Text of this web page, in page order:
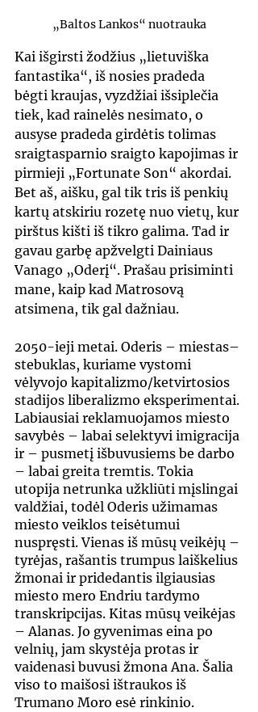
„Baltos Lankos“ nuotrauka
Kai išgirsti žodžius „lietuviška
fantastika“, iš nosies pradeda
bėgti kraujas, vyzdžiai išsiplečia
tiek, kad rainelės nesimato, o
ausyse pradeda girdėtis tolimas
sraigtasparnio sraigto kapojimas ir
pirmieji „Fortunate Son“ akordai.
Bet aš, aišku, gal tik tris iš penkių
kartų atskiriu rozetę nuo vietų, kur
pirštus kišti iš tikro galima. Tad ir
gavau garbę apžvelgti Dainiaus
Vanago „Oderį“. Prašau prisiminti
mane, kaip kad Matrosovą
atsimena, tik gal dažniau.
2050-ieji metai. Oderis – miestas–
stebuklas, kuriame vystomi
vėlyvojo kapitalizmo/ketvirtosios
stadijos liberalizmo eksperimentai.
Labiausiai reklamuojamos miesto
savybės – labai selektyvi imigracija
ir – pusmetį išbuvusiems be darbo
– labai greita tremtis. Tokia
utopija netrunka užkliūti mįslingai
valdžiai, todėl Oderis užimamas
miesto veiklos teisėtumui
nuspręsti. Vienas iš mūsų veikėjų –
tyrėjas, rašantis trumpus laiškelius
žmonai ir pridedantis ilgiausias
miesto mero Endriu tardymo
transkripcijas. Kitas mūsų veikėjas
– Alanas. Jo gyvenimas eina po
velnių, jam skystėja protas ir
vaidenasi buvusi žmona Ana. Šalia
viso to maišosi ištraukos iš
Trumano Moro esė rinkinio.